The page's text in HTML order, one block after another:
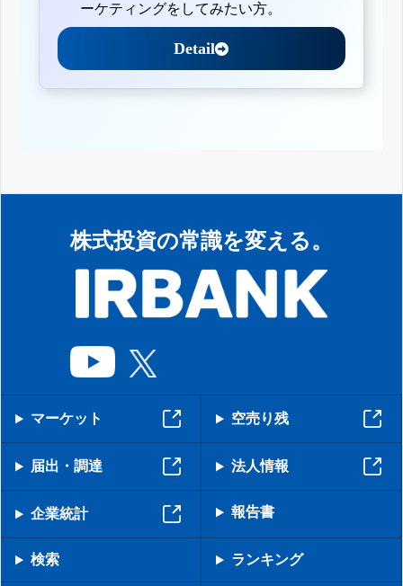
ーケティングをしてみたい方。
Detail
株式投資の常識を変える。
マーケット 空売り残
届出・調達 法人情報
企業統計 報告書
検索 ランキング